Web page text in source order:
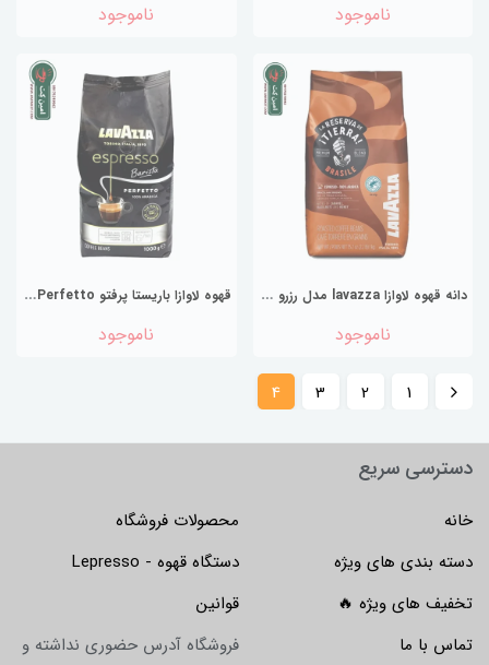
ناموجود
ناموجود
د
انه قهوه لاوازا lavazza مدل رزرو از تیرا برزیل La Reserva de ¡Tierra! Brasile یک کیلویی
ناموجود
ق
هوه لاوازا باریستا پرفتو Espresso Barista Perfetto یک کیلوگرم
ناموجود
1
2
3
4
دسترسی سریع
خانه
محصولات فروشگاه
دسته بندی های ویژه
دستگاه قهوه - Lepresso
تخفیف های ویژه 🔥
قوانین
تماس با ما
فروشگاه آدرس حضوری نداشته و